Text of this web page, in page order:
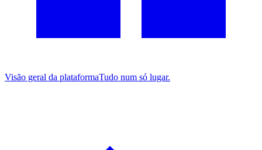
Visão geral da plataformaTudo num só lugar.